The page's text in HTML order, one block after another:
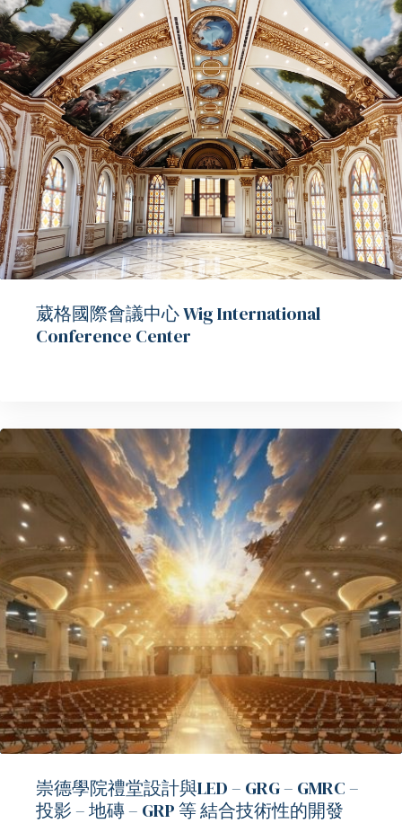
葳格國際會議中心 Wig International
Conference Center
崇德學院禮堂設計與LED – GRG – GMRC –
投影 – 地磚 – GRP 等 結合技術性的開發